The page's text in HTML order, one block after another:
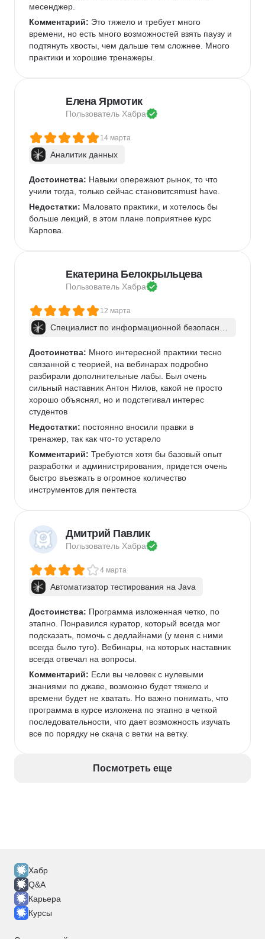
месенджер.
Комментарий: Это тяжело и требует много
времени, но есть много возможностей взять паузу и
подтянуть хвосты, чем дальше тем сложнее. Много
практики и хорошие тренажеры.
Елена Ярмотик
Пользователь Хабра
14 марта
Аналитик данных
Достоинства: Навыки опережают рынок, то что
учили тогда, только сейчас становитсяmust have.
Недостатки: Маловато практики, и хотелось бы
больше лекций, в этом плане поприятнее курс
Карпова.
Екатерина Белокрыльцева
Пользователь Хабра
12 марта
Специалист по информационной безопаснос
Достоинства: Много интересной практики тесно
связанной с теорией, на вебинарах подробно
разбирали дополнительные лабы. Был очень
сильный наставник Антон Нилов, какой не просто
хорошо объяснял, но и подстегивал интерес
студентов
Недостатки: постоянно вносили правки в
тренажер, так как что-то устарело
Комментарий: Требуются хотя бы базовый опыт
разработки и администрирования, придется очень
быстро въезжать в огромное количество
инструментов для пентеста
Дмитрий Павлик
Пользователь Хабра
4 марта
Автоматизатор тестирования на Java
Достоинства: Программа изложенная четко, по
этапно. Понравился куратор, который всегда мог
подсказать, помочь с дедлайнами (у меня с ними
всегда было туго). Вебинары, на которых наставник
всегда отвечал на вопросы.
Комментарий: Если вы человек с нулевыми
знаниями по джаве, возможно будет тяжело и
времени будет не хватать. Но важно понимать, что
программа в курсе изложена по этапно в четкой
последовательности, что дает возможность изучать
все по порядку не скача с ветки на ветку.
Посмотреть еще
Хабр
Q&A
Карьера
Курсы